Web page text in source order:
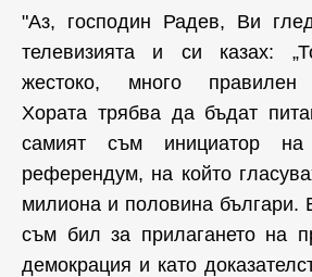
"Аз, господин Радев, Ви
телевизията и си казах:
жестоко, много правилен
Хората трябва да бъдат
самият съм инициатор
референдум, на който
милиона и половина българи.
съм бил за прилагането на
демокрация и като